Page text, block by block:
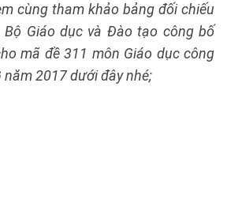
cùng tham khảo bảng đối chiếu
Giáo dục và Đào tạo công bố
mã đề 311 môn Giáo dục công
năm 2017 dưới đây nhé;